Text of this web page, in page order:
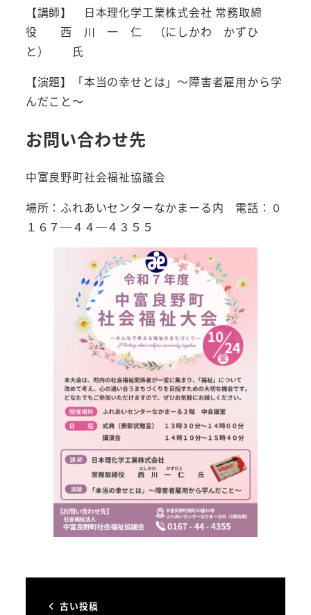
【講師】 日本理化学工業株式会社 常務取締
役 西 川 一 仁 （にしかわ かずひ
と） 氏
【演題】「本当の幸せとは」～障害者雇用から学
んだこと～
お問い合わせ先
中富良野町社会福祉協議会
場所：ふれあいセンターなかまーる内 電話：０
１６７─４４─４３５５
古い投稿